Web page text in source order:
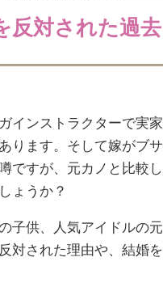
反対された過去
インストラクターで実家
ります。そして嫁がブサ
ですが、元カノと比較し
ょうか？
子供、人気アイドルの元
対された理由や、結婚を